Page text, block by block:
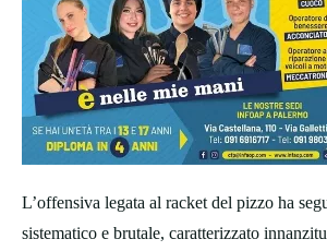
L’offensiva legata al racket del pizzo ha
sistematico e brutale, caratterizzato